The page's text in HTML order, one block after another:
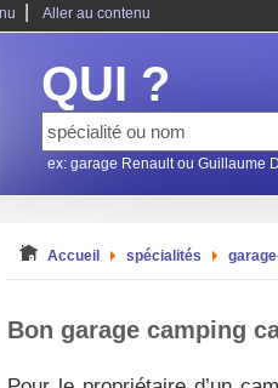
Aller au contenu
QUI ?
ex: garage Renault ou Guillaume
Accueil spécialités
Bon garage camping